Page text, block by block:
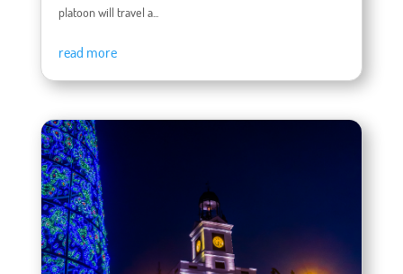
platoon will travel a...
read more